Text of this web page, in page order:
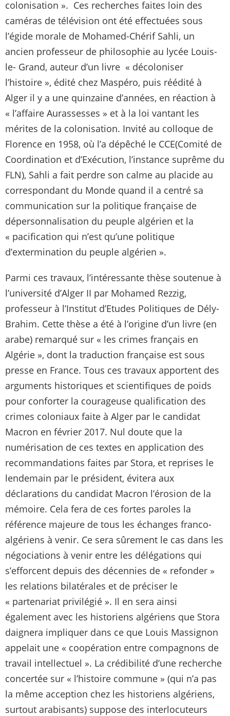
colonisation ». Ces recherches faites loin des
caméras de télévision ont été effectuées sous
l’égide morale de Mohamed-Chérif Sahli, un
ancien professeur de philosophie au lycée Louis-
le- Grand, auteur d’un livre « décoloniser
l’histoire », édité chez Maspéro, puis réédité à
Alger il y a une quinzaine d’années, en réaction à
« l’affaire Aurassesses » et à la loi vantant les
mérites de la colonisation. Invité au colloque de
Florence en 1958, où l’a dépêché le CCE(Comité de
Coordination et d’Exécution, l’instance suprême du
FLN), Sahli a fait perdre son calme au placide au
correspondant du Monde quand il a centré sa
communication sur la politique française de
dépersonnalisation du peuple algérien et la
« pacification qui n’est qu’une politique
d’extermination du peuple algérien ».
Parmi ces travaux, l’intéressante thèse soutenue à
l’université d’Alger II par Mohamed Rezzig,
professeur à l’Institut d’Etudes Politiques de Dély-
Brahim. Cette thèse a été à l’origine d’un livre (en
arabe) remarqué sur « les crimes français en
Algérie », dont la traduction française est sous
presse en France. Tous ces travaux apportent des
arguments historiques et scientifiques de poids
pour conforter la courageuse qualification des
crimes coloniaux faite à Alger par le candidat
Macron en février 2017. Nul doute que la
numérisation de ces textes en application des
recommandations faites par Stora, et reprises le
lendemain par le président, évitera aux
déclarations du candidat Macron l’érosion de la
mémoire. Cela fera de ces fortes paroles la
référence majeure de tous les échanges franco-
algériens à venir. Ce sera sûrement le cas dans les
négociations à venir entre les délégations qui
s’efforcent depuis des décennies de « refonder »
les relations bilatérales et de préciser le
« partenariat privilégié ». Il en sera ainsi
également avec les historiens algériens que Stora
daignera impliquer dans ce que Louis Massignon
appelait une « coopération entre compagnons de
travail intellectuel ». La crédibilité d’une recherche
concertée sur « l’histoire commune » (qui n’a pas
la même acception chez les historiens algériens,
surtout arabisants) suppose des interlocuteurs